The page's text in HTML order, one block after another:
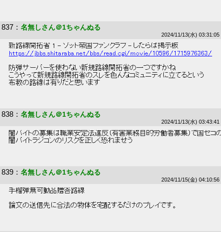
837 ： 名無しさん＠1ちゃんぬる
2024/11/13(水) 03:31:05
新路線開拓省 1 - ゾット帝国ファンクラブ - したらば掲示板
https://jbbs.shitaraba.net/bbs/read.cgi/movie/10596/1715976363/
防弾サーバーを使わない新規路線開拓省の一つですかね
こうやって新規路線開拓省のスレを色んなコミュニティに立てるという
布教の路線は有りだと思います
838 ： 名無しさん＠1ちゃんぬる
2024/11/13(水) 03:43:41
闇バイトの募集は職業安定法違反（有害業務目的労働者募集）で国セ
闇バイトラジコンのリスクを正しく恐れませう
839 ： 名無しさん＠1ちゃんぬる
2024/11/15(金) 04:10:56
手榴弾無可動品贈答路線
論文の送信先に合法の物体を宅配するだけのプレイです。